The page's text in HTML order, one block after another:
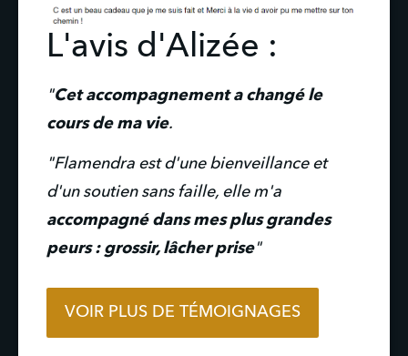
L'avis d'Alizée :
"Cet accompagnement a changé le
cours de ma vie.
"Flamendra est d'une bienveillance et
d'un soutien sans faille, elle m'a
accompagné dans mes plus grandes
peurs : grossir, lâcher prise"
VOIR PLUS DE TÉMOIGNAGES